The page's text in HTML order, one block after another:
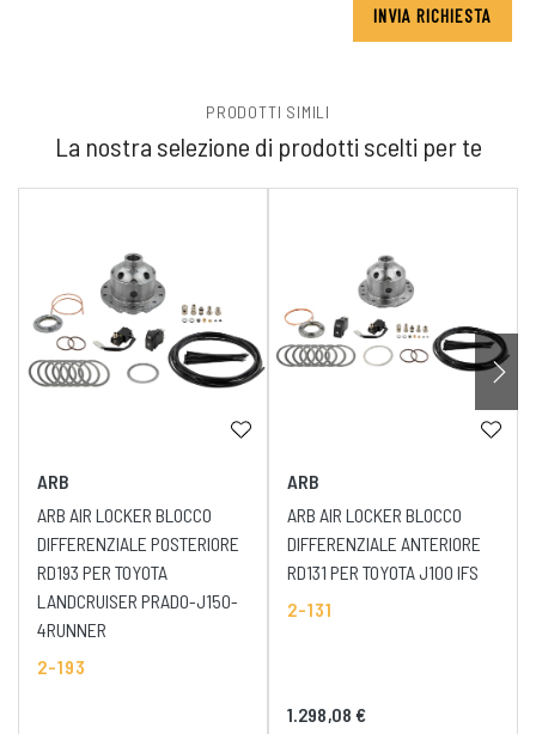
INVIA RICHIESTA
PRODOTTI SIMILI
La nostra selezione di prodotti scelti per te
ARB
ARB AIR LOCKER BLOCCO
DIFFERENZIALE POSTERIORE
RD193 PER TOYOTA
LANDCRUISER PRADO-J150-
4RUNNER
2-193
ARB
ARB AIR LOCKER BLOCCO
DIFFERENZIALE ANTERIORE
RD131 PER TOYOTA J100 IFS
2-131
1.298,08 €